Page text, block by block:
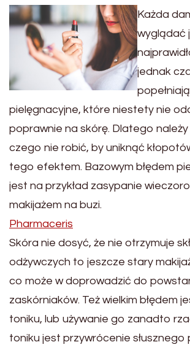
Każda
wyglądać
jednak
pielęgnacyjne, które niestety nie
poprawnie na skórę. Dlatego należy
czego nie robić, by uniknąć
tego efektem. Bazowym błędem
jest na przykład zasypanie
makijażem na buzi.
Pharmaceris
Skóra nie dosyć, że nie otrzymuje
odżywczych to jeszcze stary
co może w doprowadzić do
zaskórniaków. Też wielkim błędem
toniku, lub używanie go zanadto
toniku jest przywrócenie słusznego